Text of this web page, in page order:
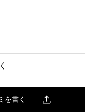
花や音楽、そし
れ、感動の涙があ
を表現する手助
な見積もりがあ
）
を書く 